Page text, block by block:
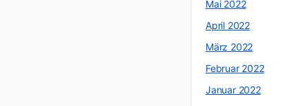
Mai 2022
April 2022
März 2022
Februar 2022
Januar 2022